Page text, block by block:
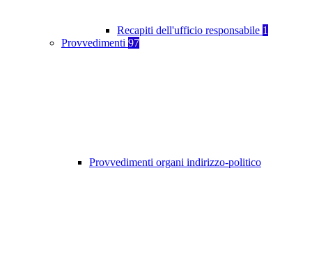
Recapiti dell'ufficio responsabile 1
Provvedimenti 97
Provvedimenti organi indirizzo-politico